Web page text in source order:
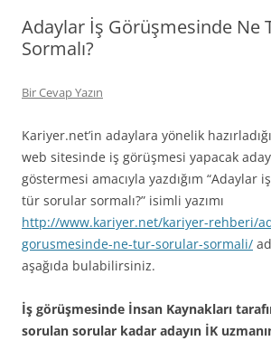
Adaylar İş Görüşmesinde Ne
Sormalı?
Bir Cevap Yazın
Kariyer.net’in adaylara yönelik
web sitesinde iş görüşmesi yapacak
göstermesi amacıyla yazdığım “Adaylar
tür sorular sormalı?” isimli yazımı
http://www.kariyer.net/kariyer-rehberi/
gorusmesinde-ne-tur-sorular-sormali/
aşağıda bulabilirsiniz.
İş görüşmesinde İnsan Kaynakları
sorulan sorular kadar adayın İK